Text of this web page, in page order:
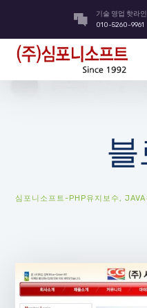
기술 영업 핫라인
010-5260-9961
심포니소프트-PHP유지보수,